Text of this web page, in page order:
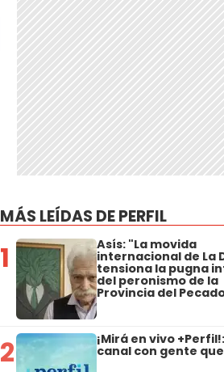
MÁS LEÍDAS DE PERFIL
1 Asís: "La movida
internacional de La
tensiona la pugna
del peronismo de la
Provincia del
2 ¡Mirá en vivo
canal con gente